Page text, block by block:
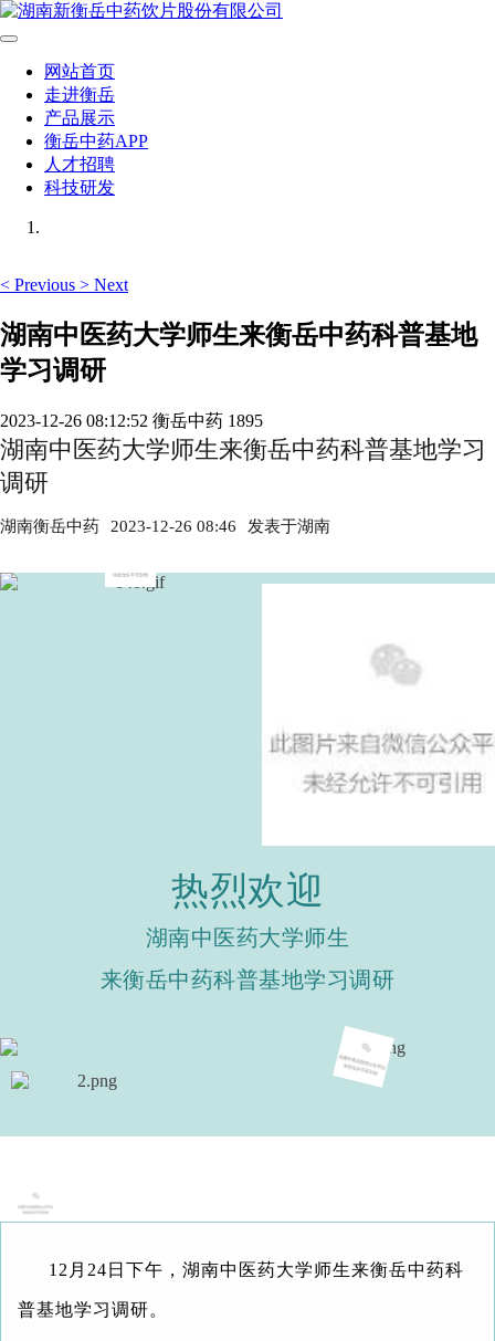
网站首页
走进衡岳
产品展示
衡岳中药APP
人才招聘
科技研发
< Previous > Next
湖南中医药大学师生来衡岳中药科普基地
学习调研
2023-12-26 08:12:52 衡岳中药 1895
湖南中医药大学师生来衡岳中药科普基地学习
调研
湖南衡岳中药 2023-12-26 08:46 发表于湖南
热烈欢迎
湖南中医药大学师生
来衡岳中药科普基地学习调研
12月24日下午，湖南中医药大学师生来衡岳中药科
普基地学习调研。